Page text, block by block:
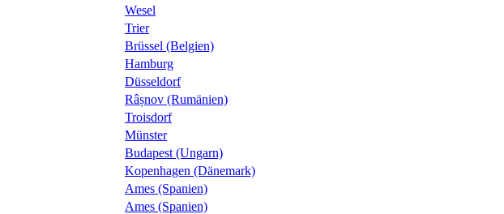
Wesel
Trier
Brüssel (Belgien)
Hamburg
Düsseldorf
Râșnov (Rumänien)
Troisdorf
Münster
Budapest (Ungarn)
Kopenhagen (Dänemark)
Ames (Spanien)
Ames (Spanien)